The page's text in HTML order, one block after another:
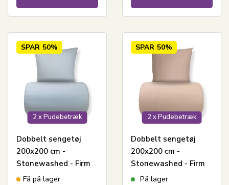
2 x Pudebetræk
SPAR 50%
Dobbelt sengetøj
200x200 cm -
Stonewashed - Firm
blueFå på lager
2 x Pudebetræk
SPAR 50%
Dobbelt sengetøj
200x200 cm -
Stonewashed - Firm
brown
På lager